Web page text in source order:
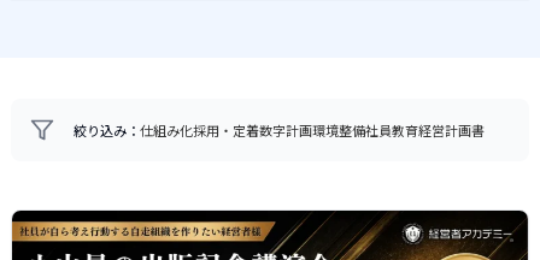
絞り込み： 仕組み化採用・定着数字計画環境整備社員教育経営計画書